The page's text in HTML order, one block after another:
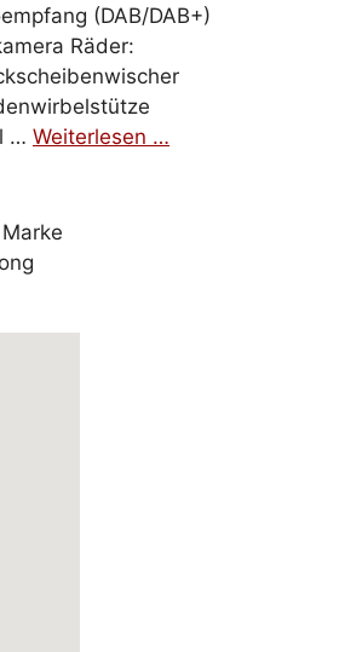
(DAB/DAB+)
Räder:
… Weiterlesen …